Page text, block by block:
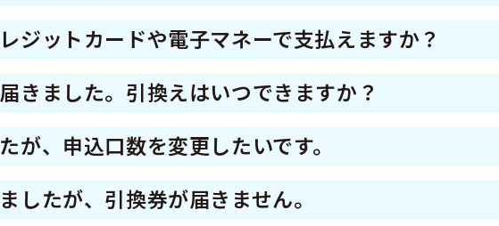
ガキが届きます。
トで当選通知に記載の引換票番号をマルチコピー機に入
の一部店舗では引換えができませんのでご注意ください。
ジットカードや電子マネーで支払えますか？
ド、ファミペイでの引換が可能です。
リーマート公式サイトをご確認ください。
services/ticket/ticketreserve.html
きました。引換えはいつできますか？
後から7月10日（金）まで
後から8月21日（金）まで
ト（マルチコピー機がないオフィス内や駅ナカの一部店
が、申込口数を変更したいです。
数は変更できません。
したが、引換券が届きません。